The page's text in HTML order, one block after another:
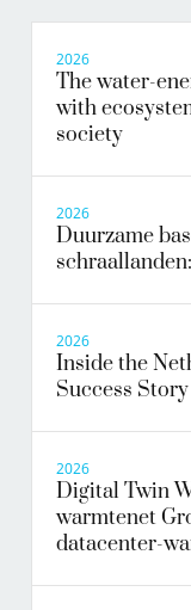
2026
The water-
with
society
2026
Duurzame
2026
Inside the
Success
2026
Digital Twin
warmtenet
datacenter-